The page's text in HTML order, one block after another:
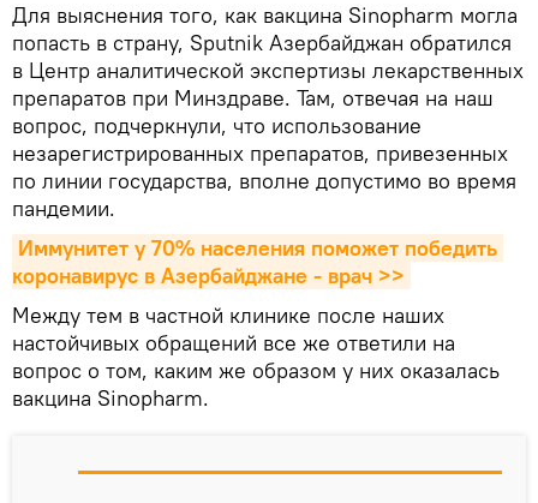
Для выяснения того, как вакцина Sinopharm могла
попасть в страну, Sputnik Азербайджан обратился
в Центр аналитической экспертизы лекарственных
препаратов при Минздраве. Там, отвечая на наш
вопрос, подчеркнули, что использование
незарегистрированных препаратов, привезенных
по линии государства, вполне допустимо во время
пандемии.
Иммунитет у 70% населения поможет победить
коронавирус в Азербайджане - врач >>
Между тем в частной клинике после наших
настойчивых обращений все же ответили на
вопрос о том, каким же образом у них оказалась
вакцина Sinopharm.